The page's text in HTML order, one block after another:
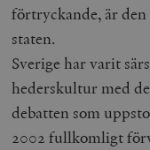
förtryckande, är
staten.
Sverige har varit
hederskultur med
debatten som
2002 fullkomligt